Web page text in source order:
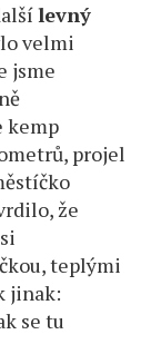
levný
velmi
jsme
kemp
projel
že
teplými
jinak:
se tu